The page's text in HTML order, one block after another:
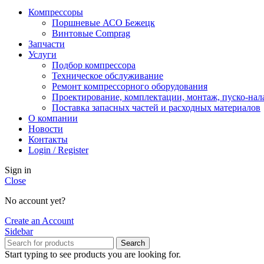
Компрессоры
Поршневые АСО Бежецк
Винтовые Comprag
Запчасти
Услуги
Подбор компрессора
Техническое обслуживание
Ремонт компрессорного оборудования
Проектирование, комплектации, монтаж, пуско-
Поставка запасных частей и расходных материалов
О компании
Новости
Контакты
Login / Register
Sign in
Close
No account yet?
Create an Account
Sidebar
Search
Start typing to see products you are looking for.